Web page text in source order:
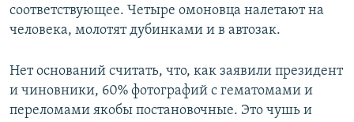
соответствующее. Четыре омоновца налетают на
человека, молотят дубинками и в автозак.
Нет оснований считать, что, как заявили президент
и чиновники, 60% фотографий с гематомами и
переломами якобы постановочные. Это чушь и